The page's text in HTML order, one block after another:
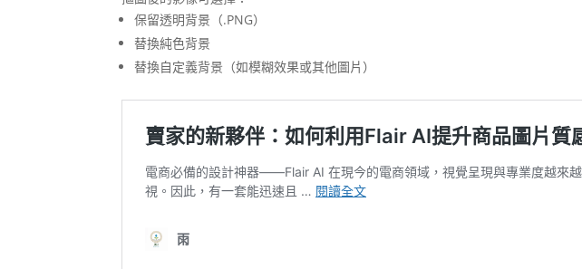
保留透明背景（.PNG）
替換純色背景
替換自定義背景（如模糊效果或其他圖片）